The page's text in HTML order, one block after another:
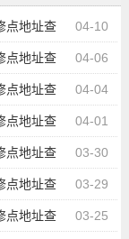
04-10
点地址查
04-06
点地址查
04-04
点地址查
04-01
点地址查
03-30
点地址查
03-29
点地址查
03-25
点地址查